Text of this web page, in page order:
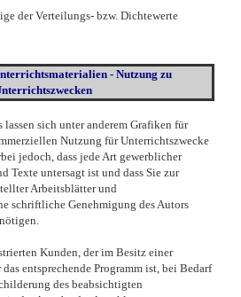
der Verteilungs- bzw. Dichtewerte
- Nutzung zu
sich unter anderem Grafiken für
Nutzung für Unterrichtszwecke
jedoch, dass jede Art gewerblicher
Texte untersagt ist und dass Sie zur
Arbeitsblätter und
schriftliche Genehmigung des Autors
Kunden, der im Besitz einer
entsprechende Programm ist, bei Bedarf
des beabsichtigten